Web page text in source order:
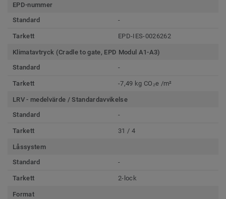
EPD-nummer
Standard
-
Tarkett EPD-IES-0026262
Klimatavtryck (Cradle to gate, EPD Modul A1-A3)
Standard
-
Tarkett -7,49 kg CO₂e /m²
LRV - medelvärde / Standardavvikelse
Standard
-
Tarkett 31 / 4
Låssystem
Standard
-
Tarkett 2-lock
Format